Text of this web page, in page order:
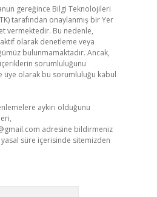
gereğince Bilgi Teknolojileri
tarafından onaylanmış bir Yer
vermektedir. Bu nedenle,
olarak denetleme veya
bulunmamaktadır. Ancak,
sorumluluğunu
üye olarak bu sorumluluğu kabul
aykırı olduğunu
adresine bildirmeniz
süre içerisinde sitemizden